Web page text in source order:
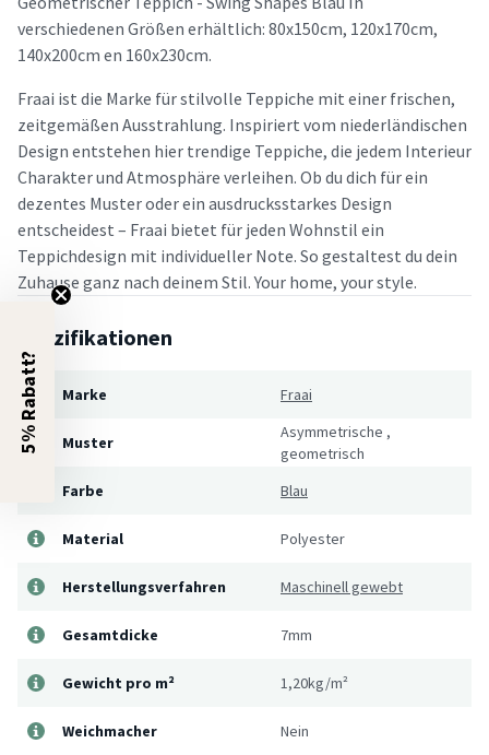
verschiedenen Größen erhältlich: 80x150cm, 120x170cm,
140x200cm en 160x230cm.
Fraai ist die Marke für stilvolle Teppiche mit einer frischen,
zeitgemäßen Ausstrahlung. Inspiriert vom niederländischen
Design entstehen hier trendige Teppiche, die jedem Interieur
Charakter und Atmosphäre verleihen. Ob du dich für ein
dezentes Muster oder ein ausdrucksstarkes Design
entscheidest – Fraai bietet für jeden Wohnstil ein
Teppichdesign mit individueller Note. So gestaltest du dein
Zuhause ganz nach deinem Stil. Your home, your style.
Spezifikationen
Marke Fraai
Muster
Asymmetrische ,
geometrisch
Farbe
Blau
Material Polyester
Herstellungsverfahren Maschinell gewebt
Gesamtdicke 7mm
Gewicht pro m² 1,20kg/m²
Weichmacher Nein
5% Rabatt?